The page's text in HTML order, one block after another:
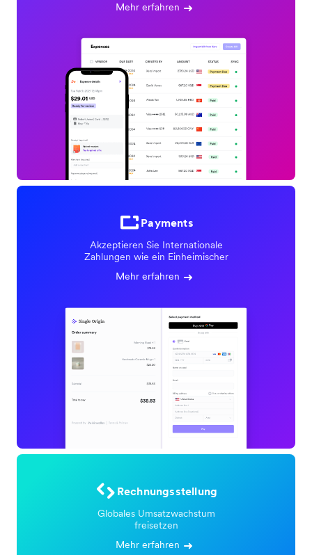
Mehr erfahren
Payments
Akzeptieren Sie Internationale
Zahlungen wie ein Einheimischer
Mehr erfahren
Rechnungsstellung
Globales Umsatzwachstum
freisetzen
Mehr erfahren